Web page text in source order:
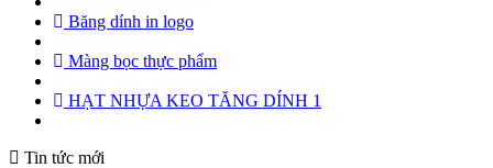
Băng dính in logo
Màng bọc thực phẩm
HẠT NHỰA KEO TĂNG DÍNH 1
Tin tức mới